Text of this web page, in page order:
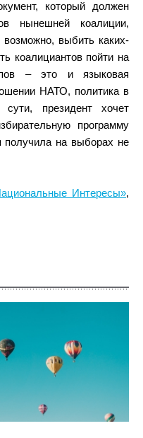
который должен
нынешней коалиции,
выбить каких-
коалициантов пойти на
– это и языковая
НАТО, политика в
президент хочет
программу
получила на выборах не
Интересы»,